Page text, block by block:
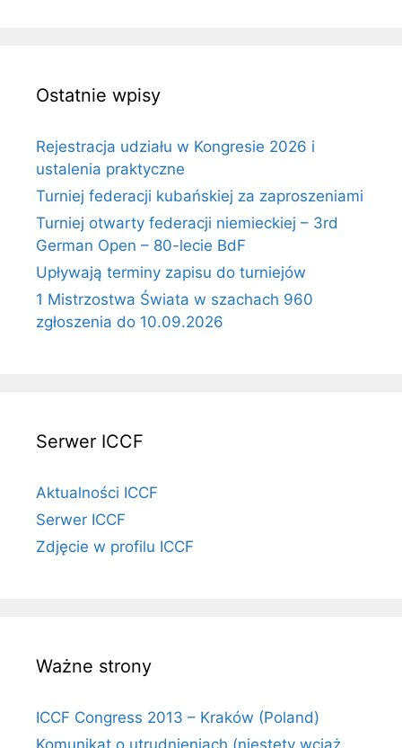
Ostatnie wpisy
Rejestracja udziału w Kongresie 2026 i
ustalenia praktyczne
Turniej federacji kubańskiej za zaproszeniami
Turniej otwarty federacji niemieckiej – 3rd
German Open – 80-lecie BdF
Upływają terminy zapisu do turniejów
1 Mistrzostwa Świata w szachach 960
zgłoszenia do 10.09.2026
Serwer ICCF
Aktualności ICCF
Serwer ICCF
Zdjęcie w profilu ICCF
Ważne strony
ICCF Congress 2013 – Kraków (Poland)
Komunikat o utrudnieniach (niestety wciąż